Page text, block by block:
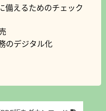
備えるためのチェック
のデジタル化